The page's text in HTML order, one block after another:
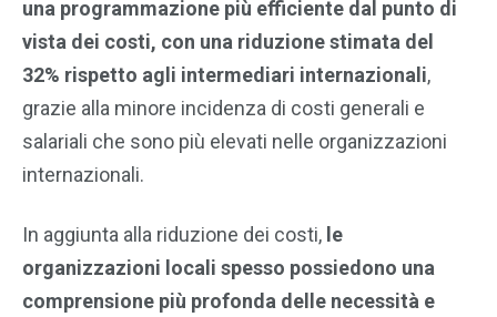
una programmazione più efficiente dal punto di
vista dei costi, con una riduzione stimata del
32% rispetto agli intermediari internazionali,
grazie alla minore incidenza di costi generali e
salariali che sono più elevati nelle organizzazioni
internazionali.
In aggiunta alla riduzione dei costi, le
organizzazioni locali spesso possiedono una
comprensione più profonda delle necessità e